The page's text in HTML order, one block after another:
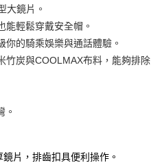
大鏡片。
能輕鬆穿戴安全帽。
你的騎乘娛樂與通話體驗。
竹炭與COOLMAX布料，能夠排除
。
片，排齒扣具便利操作。